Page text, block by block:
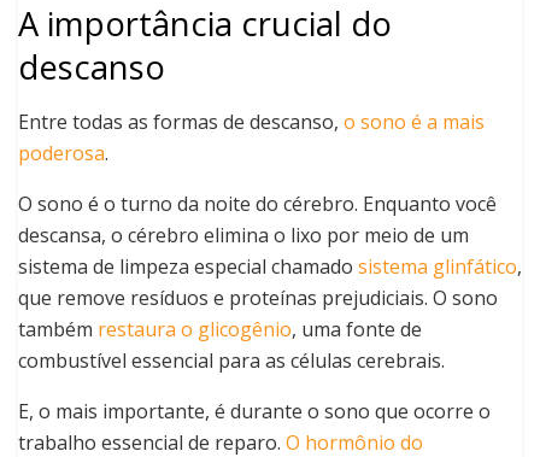
A importância crucial do
descanso
Entre todas as formas de descanso, o sono é a mais
poderosa.
O sono é o turno da noite do cérebro. Enquanto você
descansa, o cérebro elimina o lixo por meio de um
sistema de limpeza especial chamado sistema glinfático,
que remove resíduos e proteínas prejudiciais. O sono
também restaura o glicogênio, uma fonte de
combustível essencial para as células cerebrais.
E, o mais importante, é durante o sono que ocorre o
trabalho essencial de reparo. O hormônio do